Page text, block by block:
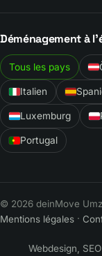
Déménagement à
Tous les pays
Italien
Luxemburg
Portugal
© 2026 deinMove
Mentions légales ·
Webdesign,
100 %
Parce que la